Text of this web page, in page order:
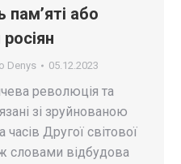
або
Denys 05.12.2023
революція та
зі зруйнованою
Другої світової
словами відбудова